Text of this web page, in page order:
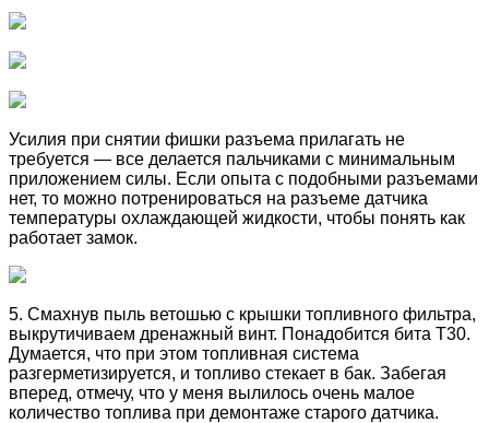
Усилия при снятии фишки разъема прилагать не
требуется — все делается пальчиками с минимальным
приложением силы. Если опыта с подобными разъемами
нет, то можно потренироваться на разъеме датчика
температуры охлаждающей жидкости, чтобы понять как
работает замок.
5. Смахнув пыль ветошью с крышки топливного фильтра,
выкрутичиваем дренажный винт. Понадобится бита T30.
Думается, что при этом топливная система
разгерметизируется, и топливо стекает в бак. Забегая
вперед, отмечу, что у меня вылилось очень малое
количество топлива при демонтаже старого датчика.